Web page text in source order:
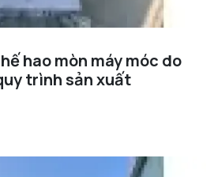
hao mòn máy móc do
trình sản xuất